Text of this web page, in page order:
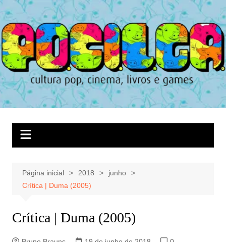
Ir
para
o
conteúdo
Página inicial 2018
junho
Crítica | Duma (2005)
Crítica | Duma (2005)